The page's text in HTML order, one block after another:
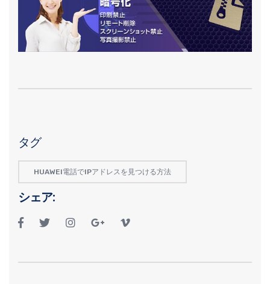
タグ
HUAWEI電話でIPアドレスを見つける方法
シェア: